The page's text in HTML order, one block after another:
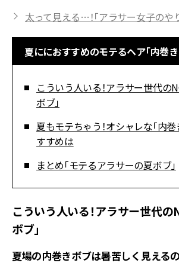
太って見える…！「アラサー女子のや
夏ににおすすめのモテるヘア「内巻き
こういう人いる！アラサー世代の
ボブ」
夏もモテちゃう！オシャレな「内巻
すすめは
まとめ「モテるアラサーの夏ボブ」
こういう人いる！アラサー世代の
ボブ」
夏場の内巻きボブは暑苦しく見える